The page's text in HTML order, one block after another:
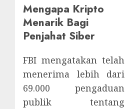
Mengapa Kripto
Menarik Bagi
Penjahat Siber
FBI mengatakan telah
menerima lebih dari
69.000 pengaduan
publik tentang